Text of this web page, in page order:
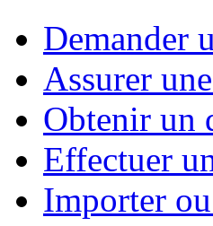
Demander
Assurer
Obtenir un
Effectuer
Importer